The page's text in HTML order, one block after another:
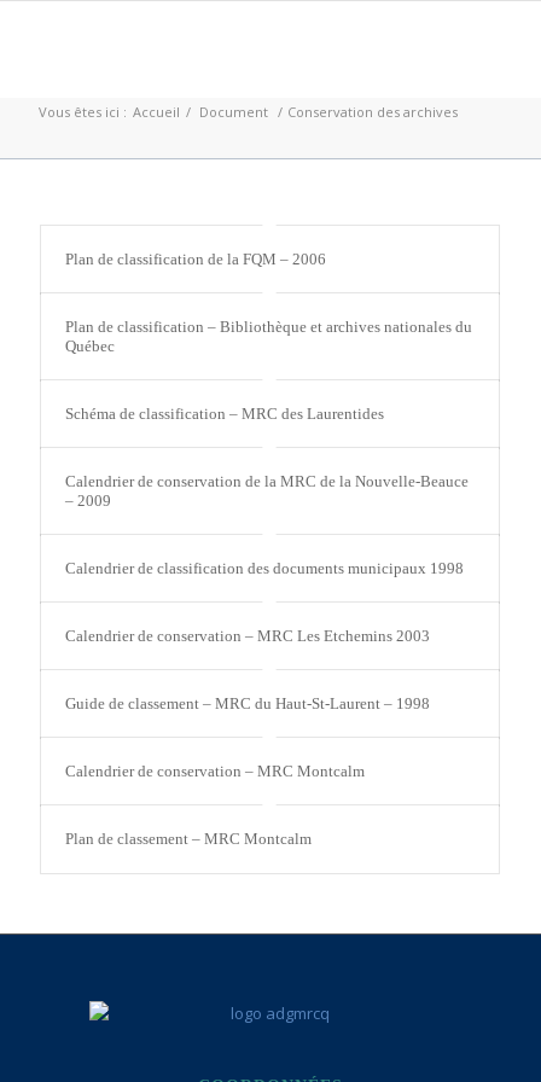
Vous êtes ici : Accueil / Document / Conservation des archives
Plan de classification de la FQM – 2006
Plan de classification – Bibliothèque et archives nationales du
Québec
Schéma de classification – MRC des Laurentides
Calendrier de conservation de la MRC de la Nouvelle-Beauce
– 2009
Calendrier de classification des documents municipaux 1998
Calendrier de conservation – MRC Les Etchemins 2003
Guide de classement – MRC du Haut-St-Laurent – 1998
Calendrier de conservation – MRC Montcalm
Plan de classement – MRC Montcalm